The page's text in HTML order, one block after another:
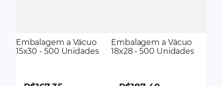
Embalagem a Vácuo
15x30 - 500 Unidades
Embalagem a Vácuo
18x28 - 500 Unidades